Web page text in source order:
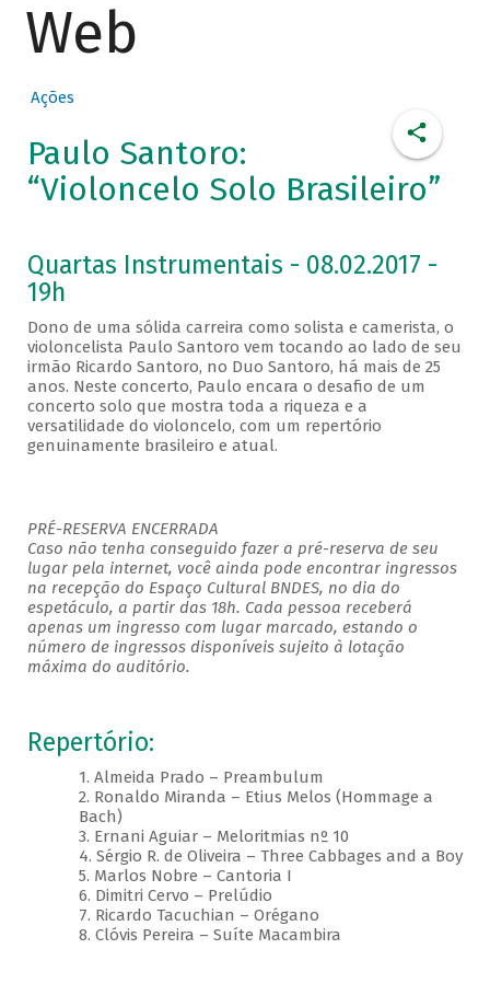
Web
Ações
Paulo Santoro:
“Violoncelo Solo Brasileiro”
Quartas Instrumentais - 08.02.2017 -
19h
Dono de uma sólida carreira como solista e camerista, o
violoncelista Paulo Santoro vem tocando ao lado de seu
irmão Ricardo Santoro, no Duo Santoro, há mais de 25
anos. Neste concerto, Paulo encara o desafio de um
concerto solo que mostra toda a riqueza e a
versatilidade do violoncelo, com um repertório
genuinamente brasileiro e atual.
PRÉ-RESERVA ENCERRADA
Caso não tenha conseguido fazer a pré-reserva de seu
lugar pela internet, você ainda pode encontrar ingressos
na recepção do Espaço Cultural BNDES, no dia do
espetáculo, a partir das 18h. Cada pessoa receberá
apenas um ingresso com lugar marcado, estando o
número de ingressos disponíveis sujeito à lotação
máxima do auditório.
Repertório:
1. Almeida Prado – Preambulum
2. Ronaldo Miranda – Etius Melos (Hommage a
Bach)
3. Ernani Aguiar – Meloritmias nº 10
4. Sérgio R. de Oliveira – Three Cabbages and a Boy
5. Marlos Nobre – Cantoria I
6. Dimitri Cervo – Prelúdio
7. Ricardo Tacuchian – Orégano
8. Clóvis Pereira – Suíte Macambira